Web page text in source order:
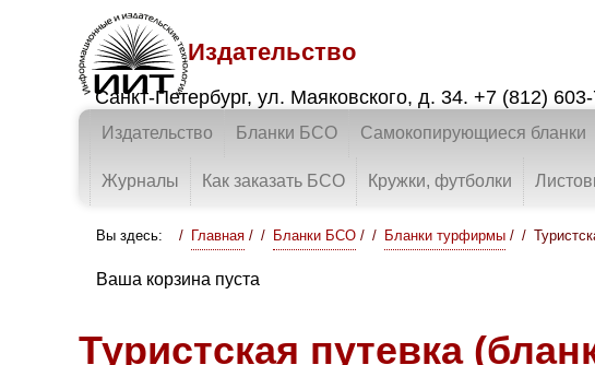
Издательство
Санкт-Петербург, ул. Маяковского, д. 34. +7 (812)
Издательство Бланки БСО Самокопирующиеся бланки
Журналы Как заказать БСО Кружки, футболки
Вы здесь: Главная / Бланки БСО / Бланки турфирмы /
Ваша корзина пуста
Туристская путевка